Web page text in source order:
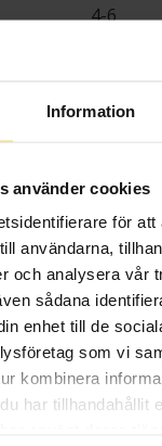
Information
använder cookies
för att
användarna,
och analysera vår
sådana
enhet till de
som vi
kombinera
har tillhandahållit
4-6
SOM